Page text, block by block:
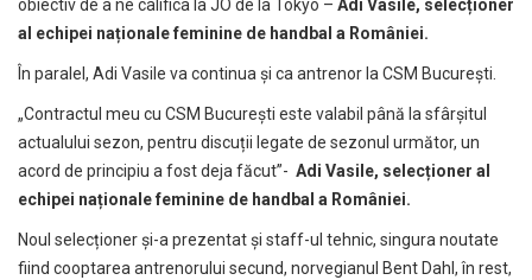
obiectiv de a ne califica la JO de la Tokyo – Adi Vasile, selecționer
al echipei naționale feminine de handbal a României.
În paralel, Adi Vasile va continua și ca antrenor la CSM București.
„Contractul meu cu CSM București este valabil până la sfârșitul
actualului sezon, pentru discuții legate de sezonul următor, un
acord de principiu a fost deja făcut”- Adi Vasile, selecționer al
echipei naționale feminine de handbal a României.
Noul selecționer și-a prezentat și staff-ul tehnic, singura noutate
fiind cooptarea antrenorului secund, norvegianul Bent Dahl, în rest,